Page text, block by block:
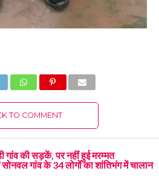
TO COMMENT
गांव की सड़कें, पर नहीं हुई मरम्मत
गांव के 34 लोगों का शांतिभंग में चालान